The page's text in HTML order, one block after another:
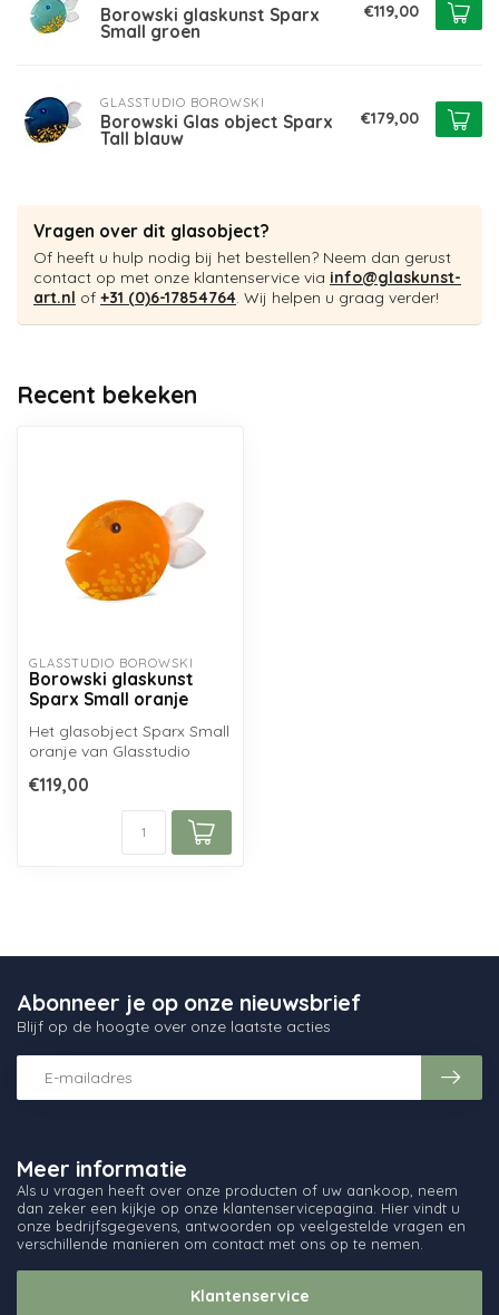
Borowski glaskunst Sparx
Small groen
€119,00
GLASSTUDIO BOROWSKI
Borowski Glas object Sparx
Tall blauw
€179,00
Vragen over dit glasobject?
Of heeft u hulp nodig bij het bestellen? Neem dan gerust
contact op met onze klantenservice via info@glaskunst-
art.nl of +31 (0)6-17854764. Wij helpen u graag verder!
Recent bekeken
GLASSTUDIO BOROWSKI
Borowski glaskunst
Sparx Small oranje
Het glasobject Sparx Small
oranje van Glasstudio
en voor...
€119,00
Meer informatie
Als u vragen heeft over onze producten of uw aankoop, neem
dan zeker een kijkje op onze klantenservicepagina. Hier vindt u
onze bedrijfsgegevens, antwoorden op veelgestelde vragen en
verschillende manieren om contact met ons op te nemen.
Klantenservice
Abonneer je op onze nieuwsbrief
Blijf op de hoogte over onze laatste acties